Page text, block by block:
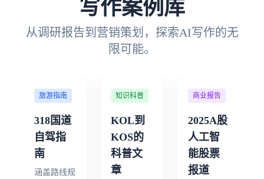
写作案例库
从调研报告到营销策划，探索AI写作的无
限可能。
旅游指南
318国道
自驾指
南
涵盖路线规
知识科普
KOL到
KOS的
科普文
章
商业报告
2025A股
人工智
能股票
报道